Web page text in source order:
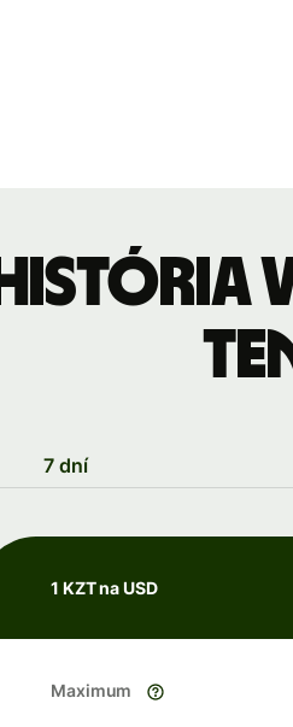
História
7 dní
1 KZT na USD
Maximum